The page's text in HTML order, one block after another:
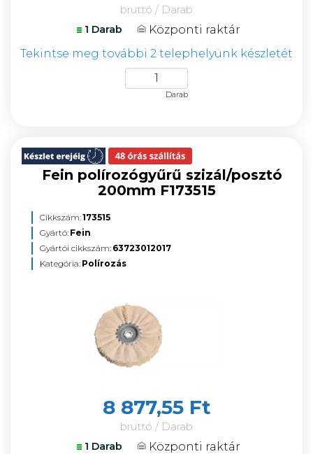
bruttó / Darab
1 Darab
Központi raktár
Tekintse meg további 2 telephelyünk készletét
Darab
Fein polírozógyűrű szizál/posztó
200mm F173515
Cikkszám:173515
Gyártó: Fein
Gyártói cikkszám: 63723012017
Kategória: Polírozás
8 877,55 Ft
bruttó / Darab
1 Darab
Központi raktár